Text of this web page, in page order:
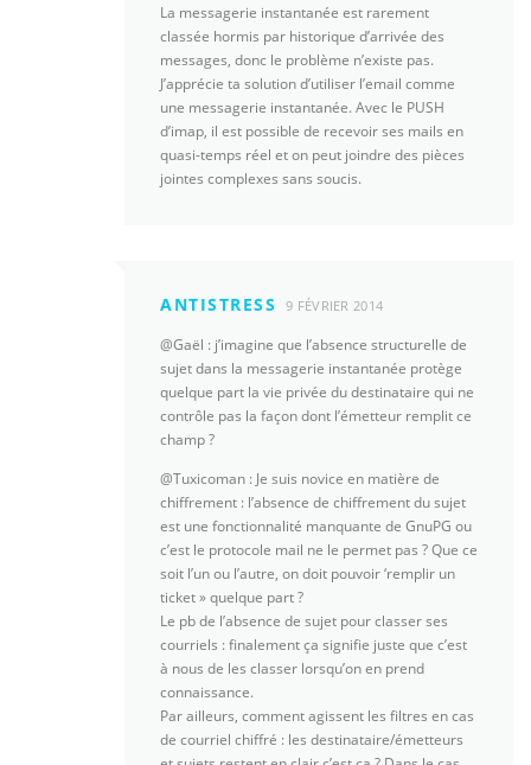
La messagerie instantanée est rarement
classée hormis par historique d’arrivée des
messages, donc le problème n’existe pas.
J’apprécie ta solution d’utiliser l’email comme
une messagerie instantanée. Avec le PUSH
d’imap, il est possible de recevoir ses mails en
quasi-temps réel et on peut joindre des pièces
jointes complexes sans soucis.
ANTISTRESS 9 FÉVRIER 2014
@Gaël : j’imagine que l’absence structurelle de
sujet dans la messagerie instantanée protège
quelque part la vie privée du destinataire qui ne
contrôle pas la façon dont l’émetteur remplit ce
champ ?
@Tuxicoman : Je suis novice en matière de
chiffrement : l’absence de chiffrement du sujet
est une fonctionnalité manquante de GnuPG ou
c’est le protocole mail ne le permet pas ? Que ce
soit l’un ou l’autre, on doit pouvoir ‘remplir un
ticket » quelque part ?
Le pb de l’absence de sujet pour classer ses
courriels : finalement ça signifie juste que c’est
à nous de les classer lorsqu’on en prend
connaissance.
Par ailleurs, comment agissent les filtres en cas
de courriel chiffré : les destinataire/émetteurs